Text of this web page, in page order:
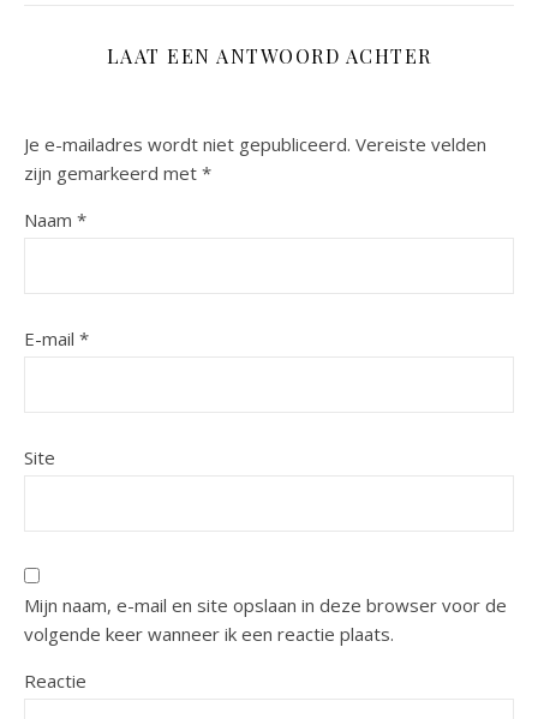
LAAT EEN ANTWOORD ACHTER
Je e-mailadres wordt niet gepubliceerd. Vereiste velden
zijn gemarkeerd met *
Naam *
E-mail *
Site
Mijn naam, e-mail en site opslaan in deze browser voor de
volgende keer wanneer ik een reactie plaats.
Reactie